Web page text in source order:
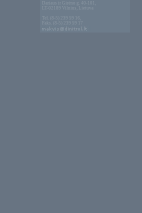
Dariaus ir Girėno g. 40-101,
LT-02189 Vilnius, Lietuva
Tel. (8-5) 239 59 16,
Faks. (8-5) 239 59 17